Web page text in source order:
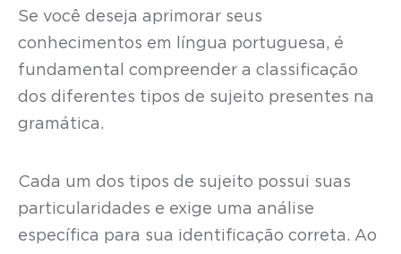
Se você deseja aprimorar seus
conhecimentos em língua portuguesa, é
fundamental compreender a classificação
dos diferentes tipos de sujeito presentes na
gramática.
Cada um dos tipos de sujeito possui suas
particularidades e exige uma análise
específica para sua identificação correta. Ao